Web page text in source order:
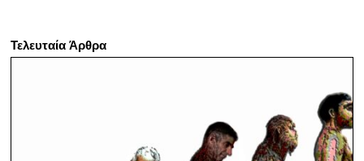
Τελευταία Άρθρα